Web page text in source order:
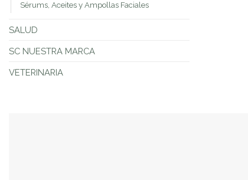
Sérums, Aceites y Ampollas Faciales
SALUD
SC NUESTRA MARCA
VETERINARIA